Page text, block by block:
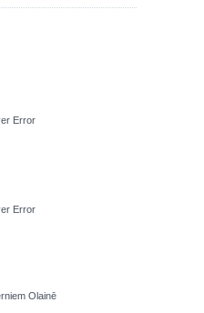
Error
Error
Olainē